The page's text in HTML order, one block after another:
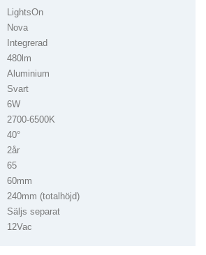
LightsOn
Nova
Integrerad
480lm
Aluminium
Svart
6W
2700-6500K
40°
2år
65
60mm
240mm (totalhöjd)
Säljs separat
12Vac